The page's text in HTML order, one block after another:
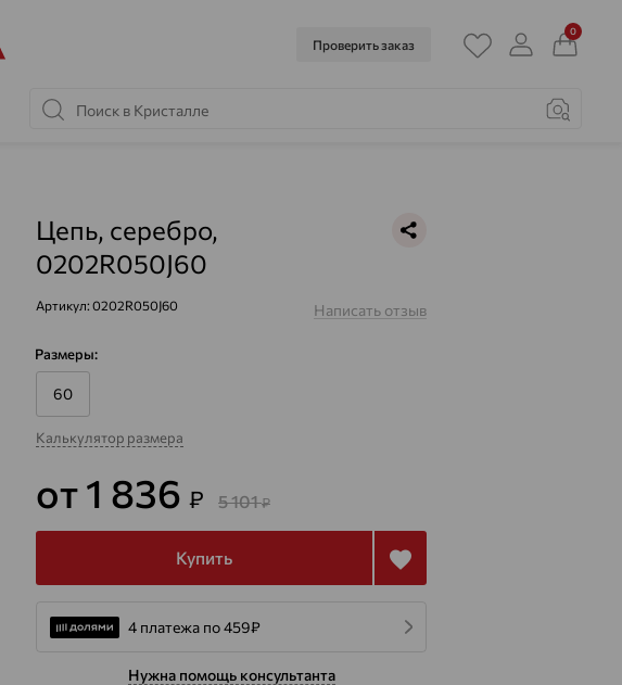
Проверить заказ
0
Цепь, серебро,
0202R050J60
Артикул: 0202R050J60 Написать отзыв
Размеры:
60
Калькулятор размера
от 1 836 ₽ 5 101₽
Купить
4 платежа по 459₽
Нужна помощь консультанта